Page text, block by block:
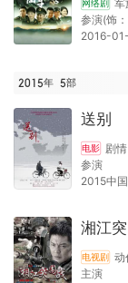
网络剧 军
参演(饰：
2016-
2015年 5部
送别
电影 剧
参演
2015中
湘江
电视剧 动
主演